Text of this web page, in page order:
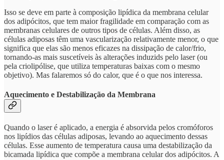
Isso se deve em parte à composição lipídica da membrana celular
dos adipócitos, que tem maior fragilidade em comparação com as
membranas celulares de outros tipos de células. Além disso, as
células adiposas têm uma vascularização relativamente menor, o que
significa que elas são menos eficazes na dissipação de calor/frio,
tornando-as mais suscetíveis às alterações induzids pelo laser (ou
pela criolipólise, que utiliza temperaturas baixas com o mesmo
objetivo). Mas falaremos só do calor, que é o que nos interessa.
Aquecimento e Destabilização da Membrana
Quando o laser é aplicado, a energia é absorvida pelos cromóforos
nos lipídios das células adiposas, levando ao aquecimento dessas
células. Esse aumento de temperatura causa uma destabilização da
bicamada lipídica que compõe a membrana celular dos adipócitos. A